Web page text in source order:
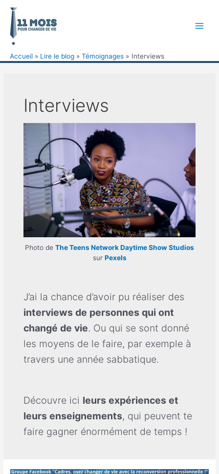
contenu
Accueil Lire le blog Témoignages Interviews
Interviews
Photo de The Teens Network Daytime Show Studios
sur Pexels
J’ai la chance d’avoir pu réaliser des
interviews de personnes qui ont
changé de vie. Ou qui se sont donné
les moyens de le faire, par exemple à
travers une année sabbatique.
Découvre ici leurs expériences et
leurs enseignements, qui peuvent te
faire gagner énormément de temps !